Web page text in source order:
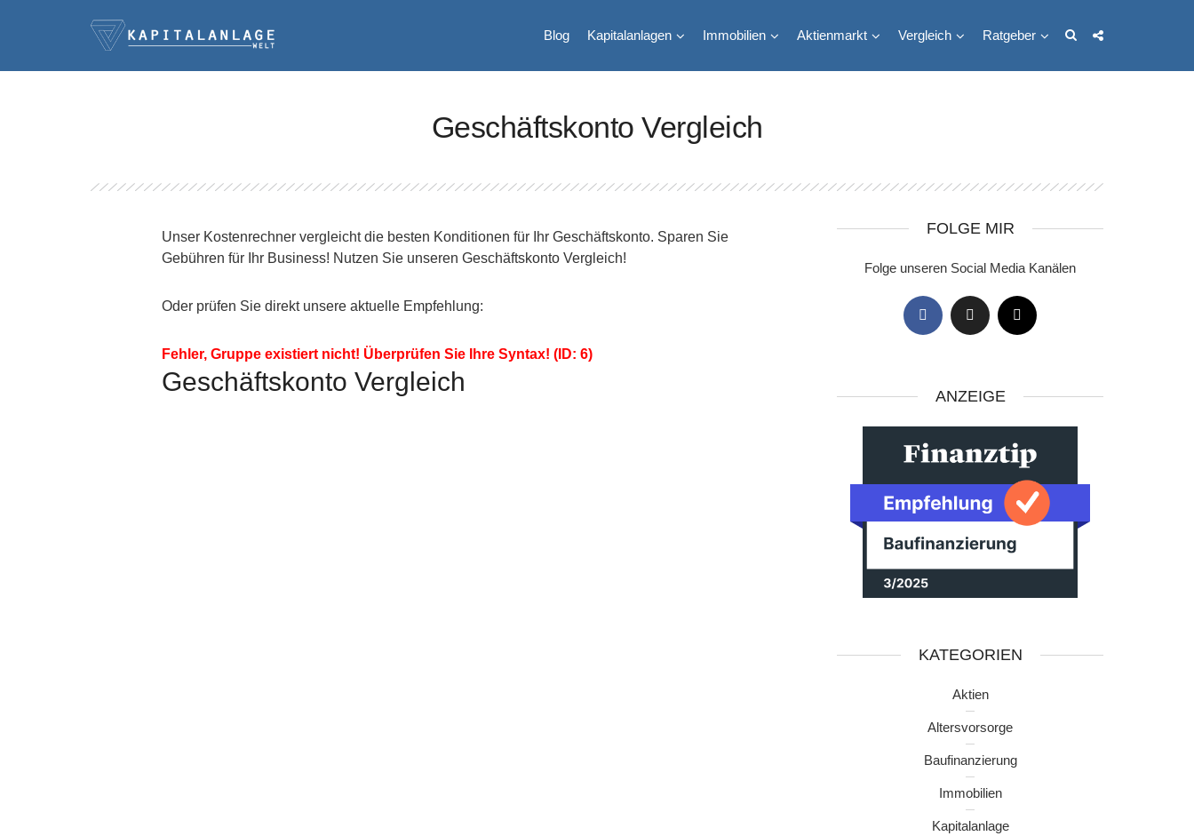
Blog Kapitalanlagen Immobilien Aktienmarkt Vergleich Ratgeber
Geschäftskonto Vergleich
Unser Kostenrechner vergleicht die besten Konditionen für Ihr Geschäftskonto. Sparen Sie
Gebühren für Ihr Business! Nutzen Sie unseren Geschäftskonto Vergleich!
Oder prüfen Sie direkt unsere aktuelle Empfehlung:
Fehler, Gruppe existiert nicht! Überprüfen Sie Ihre Syntax! (ID: 6)
Geschäftskonto Vergleich
FOLGE MIR
Folge unseren Social Media Kanälen
ANZEIGE
KATEGORIEN
Aktien
Altersvorsorge
Baufinanzierung
Immobilien
Kapitalanlage